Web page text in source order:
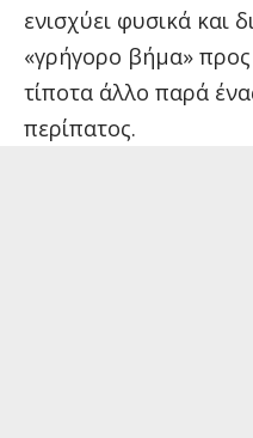
ενισχύει φυσικά και
«γρήγορο βήμα» προς
τίποτα άλλο παρά
περίπατος.